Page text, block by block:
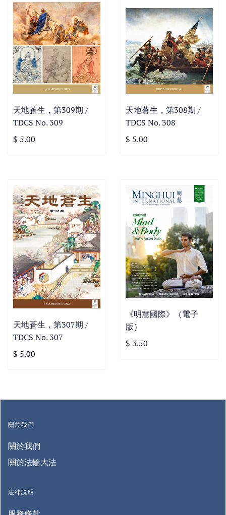
天地蒼生，第309期 /
TDCS No. 309
$ 5.00
天地蒼生，第308期 /
TDCS No. 308
$ 5.00
天地蒼生，第307期 /
TDCS No. 307
$ 5.00
《明慧國際》（電子
版）
$ 3.50
關於我們
關於我們
關於法輪大法
法律説明